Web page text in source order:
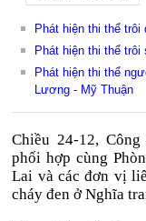
Phát hiện thi thể
Phát hiện thi thể trôi
Phát hiện thi thể
Lương - Mỹ Thuận
Chiều 24-12,
phối hợp cùng
Lai và các đơn vị
cháy đen ở Nghĩa